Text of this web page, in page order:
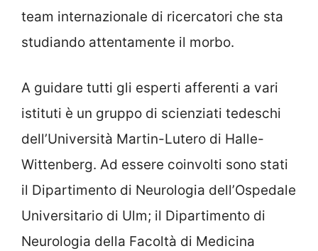
team internazionale di ricercatori che sta
studiando attentamente il morbo.
A guidare tutti gli esperti afferenti a vari
istituti è un gruppo di scienziati tedeschi
dell’Università Martin-Lutero di Halle-
Wittenberg. Ad essere coinvolti sono stati
il Dipartimento di Neurologia dell’Ospedale
Universitario di Ulm; il Dipartimento di
Neurologia della Facoltà di Medicina